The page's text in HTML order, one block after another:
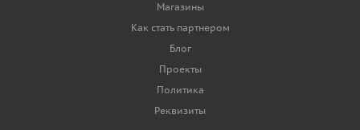
Магазины
Как стать партнером
Блог
Проекты
Политика
Реквизиты